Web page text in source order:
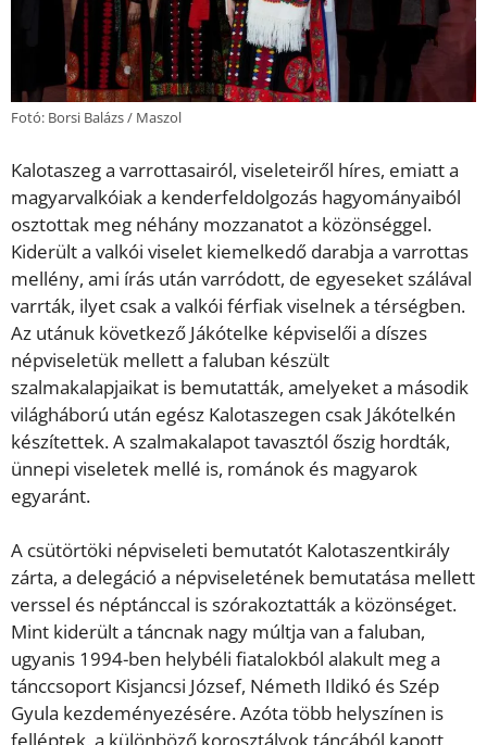
Fotó: Borsi Balázs / Maszol
Kalotaszeg a varrottasairól, viseleteiről híres, emiatt a
magyarvalkóiak a kenderfeldolgozás hagyományaiból
osztottak meg néhány mozzanatot a közönséggel.
Kiderült a valkói viselet kiemelkedő darabja a varrottas
mellény, ami írás után varródott, de egyeseket szálával
varrták, ilyet csak a valkói férfiak viselnek a térségben.
Az utánuk következő Jákótelke képviselői a díszes
népviseletük mellett a faluban készült
szalmakalapjaikat is bemutatták, amelyeket a második
világháború után egész Kalotaszegen csak Jákótelkén
készítettek. A szalmakalapot tavasztól őszig hordták,
ünnepi viseletek mellé is, románok és magyarok
egyaránt.
A csütörtöki népviseleti bemutatót Kalotaszentkirály
zárta, a delegáció a népviseletének bemutatása mellett
verssel és néptánccal is szórakoztatták a közönséget.
Mint kiderült a táncnak nagy múltja van a faluban,
ugyanis 1994-ben helybéli fiatalokból alakult meg a
tánccsoport Kisjancsi József, Németh Ildikó és Szép
Gyula kezdeményezésére. Azóta több helyszínen is